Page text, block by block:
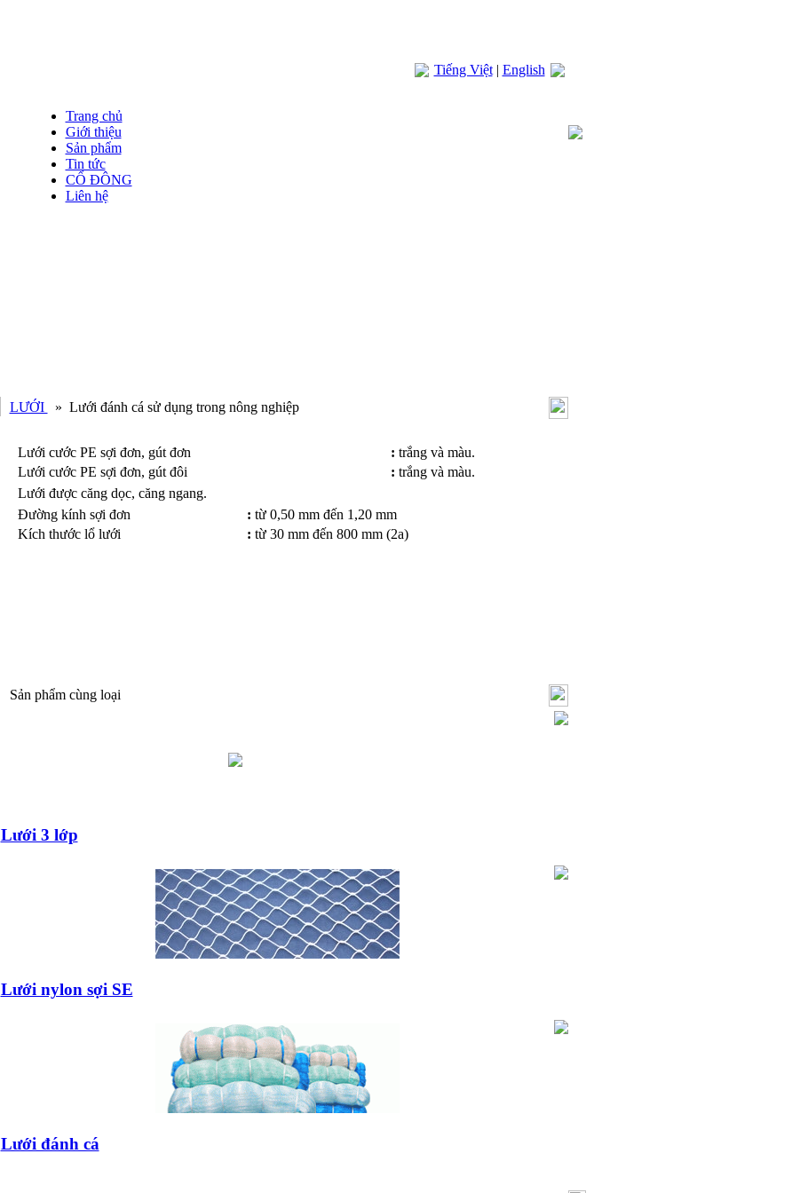
Tiếng Việt| English
Trang chủ
Giới thiệu
Sản phẩm
Tin tức
CỔ ĐÔNG
Liên hệ
LƯỚI » Lưới đánh cá sử dụng trong nông nghiệp
Lưới cước PE sợi đơn, gút đơn : trắng và màu.
Lưới cước PE sợi đơn, gút đôi
: trắng và màu.
Lưới được căng dọc, căng ngang.
Đường kính sợi đơn
: từ 0,50 mm đến 1,20 mm
Kích thước lổ lưới
: từ 30 mm đến 800 mm (2a)
Sản phẩm cùng loại
Lưới 3 lớp
Lưới nylon sợi SE
Lưới đánh cá